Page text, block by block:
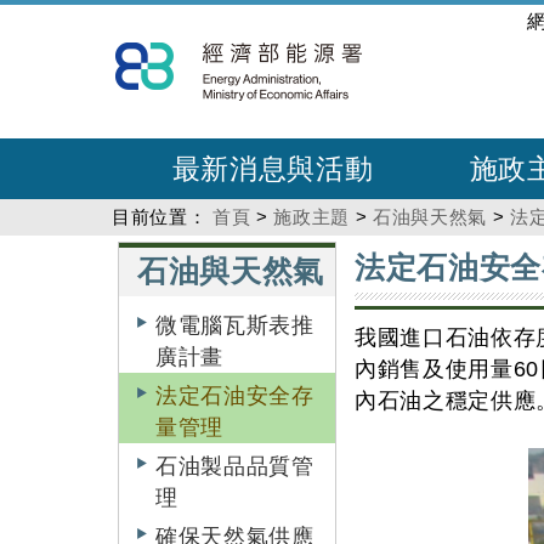
到
主
內
:::
最新消息與活動 施政
目前位置： 首頁 >施政主題 >石油與天然氣 >法
石油與天然氣
微電腦瓦斯表推
廣計畫
法定石油安全存
量管理
石油製品品質管
理
確保天然氣供應
:::
法定石油安
我國進口石油依
內銷售及使用量
內石油之穩定供應